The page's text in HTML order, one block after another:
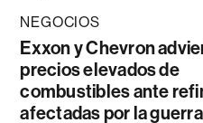
NEGOCIOS
Exxon y Chevron
precios elevados de
combustibles ante
afectadas por la guerra